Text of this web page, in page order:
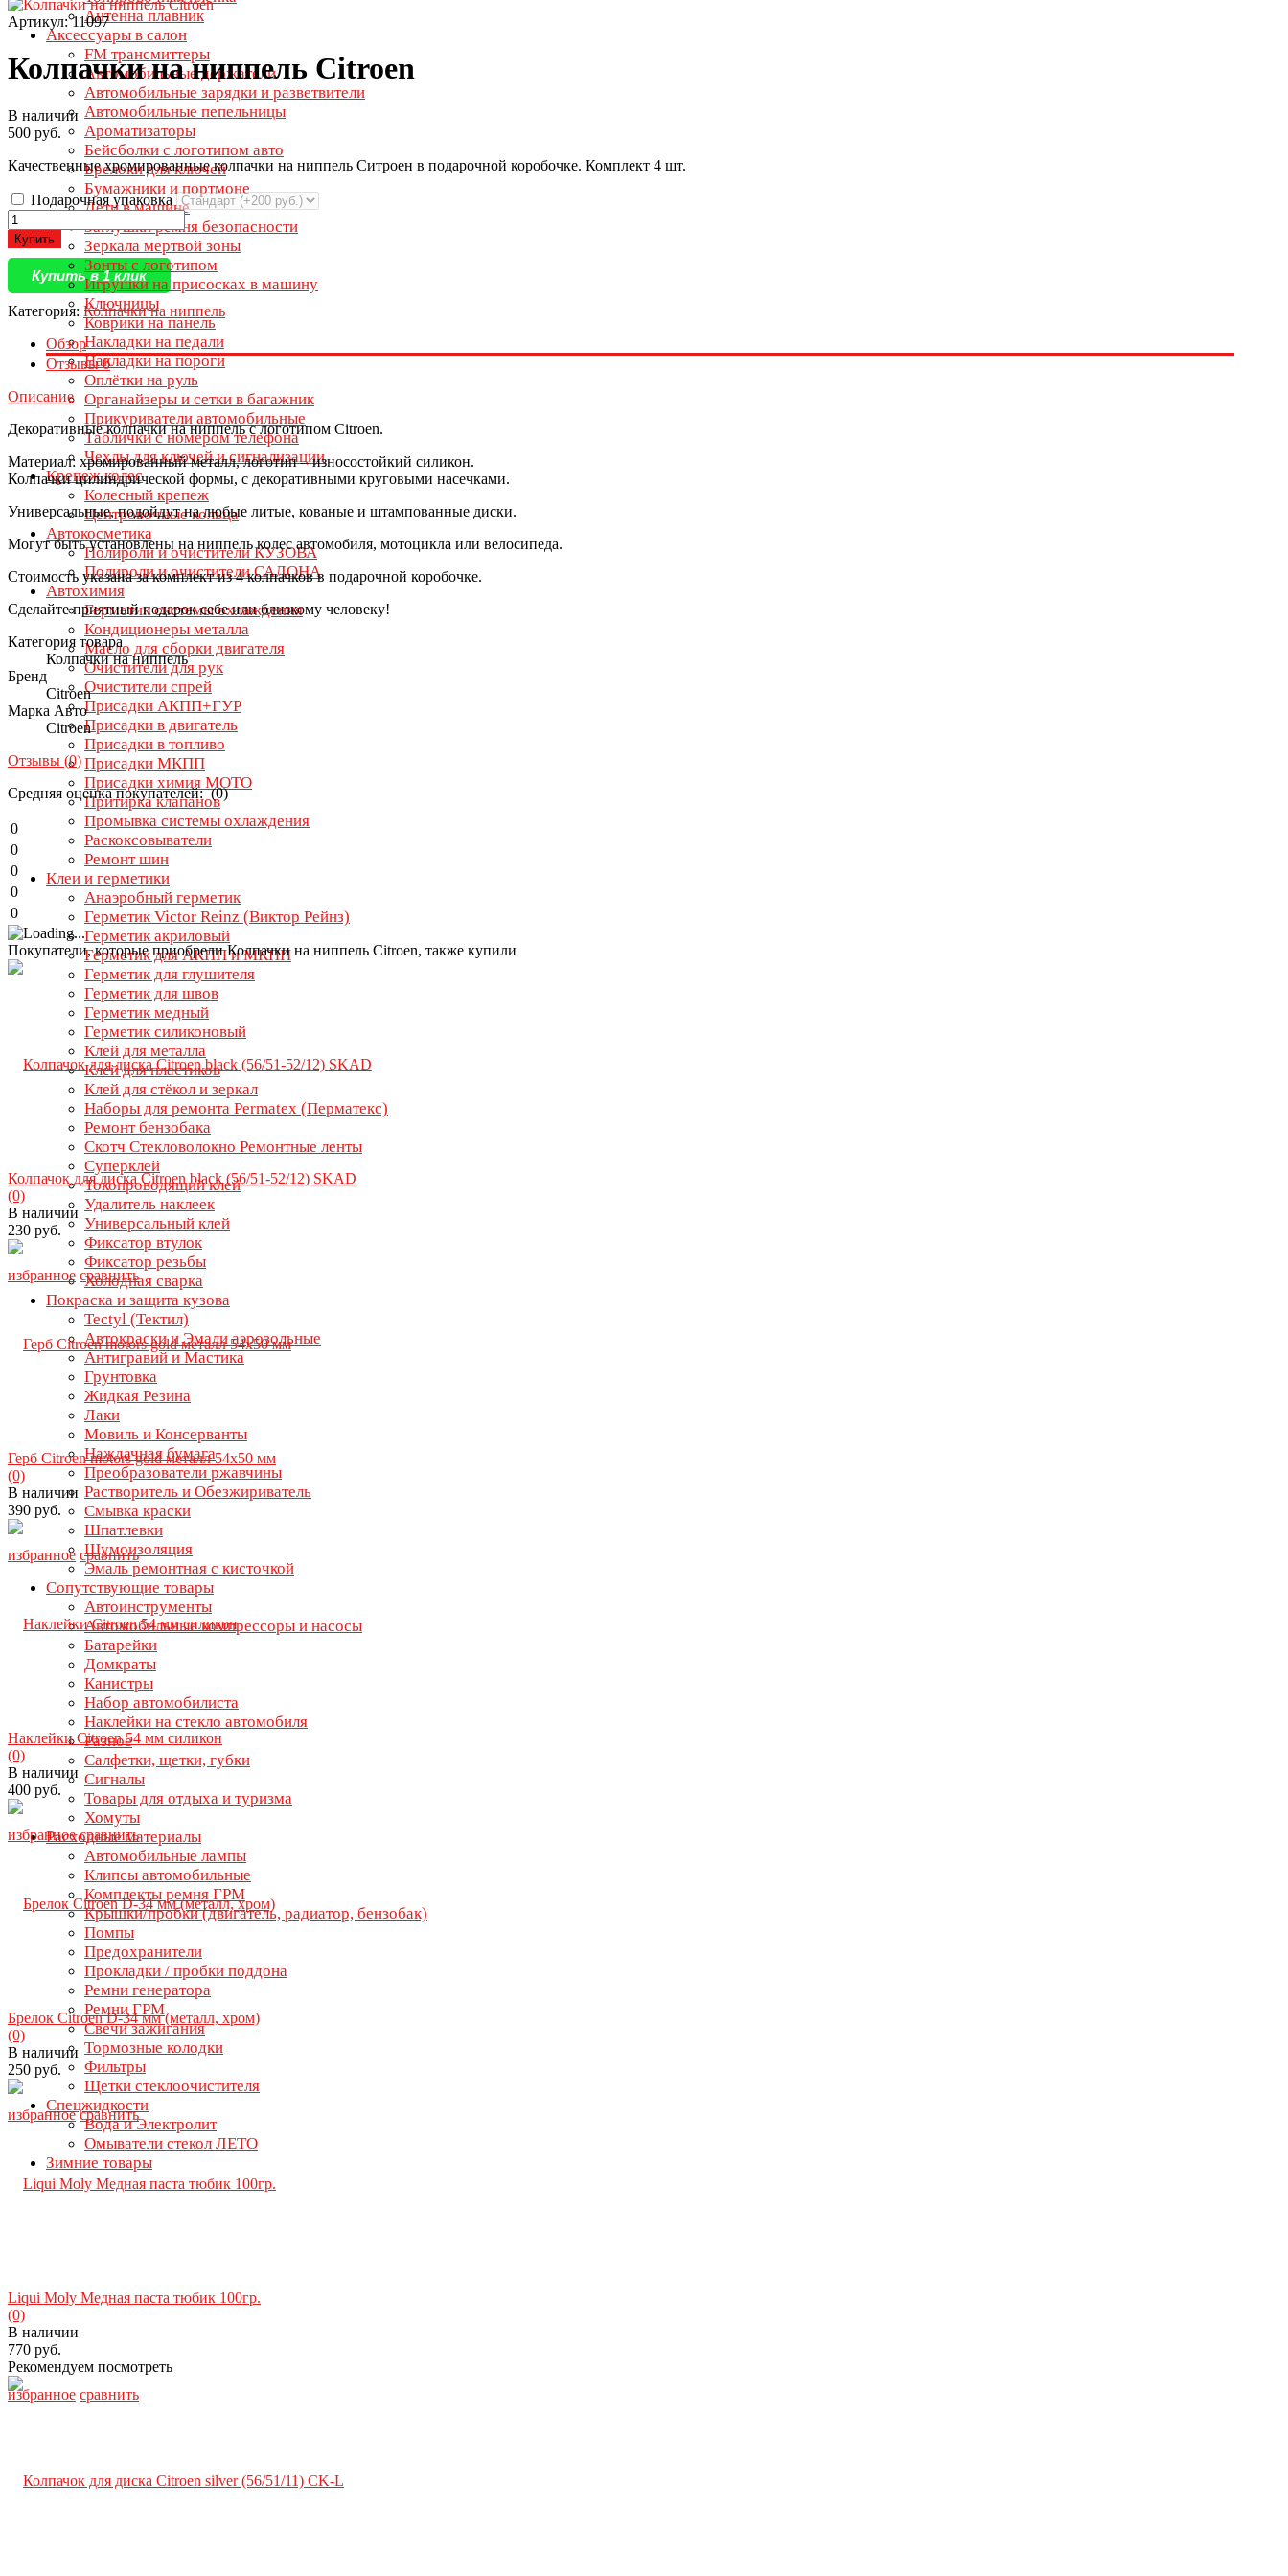
Антенна плавник
Аксессуары в салон
FM трансмиттеры
Автомобильные держатели
Автомобильные зарядки и разветвители
Автомобильные пепельницы
Ароматизаторы
Бейсболки с логотипом авто
Брелоки для ключей
Бумажники и портмоне
Дети в машине
Заглушки ремня безопасности
Зеркала мертвой зоны
Зонты с логотипом
Игрушки на присосках в машину
Ключницы
Коврики на панель
Накладки на педали
Накладки на пороги
Оплётки на руль
Органайзеры и сетки в багажник
Прикуриватели автомобильные
Таблички с номером телефона
Чехлы для ключей и сигнализации
Крепеж колес
Колесный крепеж
Центровочные кольца
Автокосметика
Полироли и очистители КУЗОВА
Полироли и очистители САЛОНА
Автохимия
Герметик системы охлаждения
Кондиционеры металла
Масло для сборки двигателя
Очистители для рук
Очистители спрей
Присадки АКПП+ГУР
Присадки в двигатель
Присадки в топливо
Присадки МКПП
Присадки химия МОТО
Притирка клапанов
Промывка системы охлаждения
Раскоксовыватели
Ремонт шин
Клеи и герметики
Анаэробный герметик
Герметик Victor Reinz (Виктор Рейнз)
Герметик акриловый
Герметик для АКПП и МКПП
Герметик для глушителя
Герметик для швов
Герметик медный
Герметик силиконовый
Клей для металла
Клей для пластиков
Клей для стёкол и зеркал
Наборы для ремонта Permatex (Перматекс)
Ремонт бензобака
Скотч Стекловолокно Ремонтные ленты
Суперклей
Токопроводящий клей
Удалитель наклеек
Универсальный клей
Фиксатор втулок
Фиксатор резьбы
Холодная сварка
Покраска и защита кузова
Tectyl (Тектил)
Автокраски и Эмали аэрозольные
Антигравий и Мастика
Грунтовка
Жидкая Резина
Лаки
Мовиль и Консерванты
Наждачная бумага
Преобразователи ржавчины
Растворитель и Обезжириватель
Смывка краски
Шпатлевки
Шумоизоляция
Эмаль ремонтная с кисточкой
Сопутствующие товары
Автоинструменты
Автомобильные компрессоры и насосы
Батарейки
Домкраты
Канистры
Набор автомобилиста
Наклейки на стекло автомобиля
Разное
Салфетки, щетки, губки
Сигналы
Товары для отдыха и туризма
Хомуты
Расходные материалы
Автомобильные лампы
Клипсы автомобильные
Комплекты ремня ГРМ
Крышки/пробки (двигатель, радиатор, бензобак)
Помпы
Предохранители
Прокладки / пробки поддона
Ремни генератора
Ремни ГРМ
Свечи зажигания
Тормозные колодки
Фильтры
Щетки стеклоочистителя
Спецжидкости
Вода и Электролит
Омыватели стекол ЛЕТО
Зимние товары
Артикул: 11097
Колпачки на ниппель Citroen
В наличии
500 руб.
Качественные хромированные колпачки на ниппель Ситроен в подарочной коробочке. Комплект 4 шт.
Подарочная упаковка
Купить
Купить в 1 клик
Категория: Колпачки на ниппель
Обзор
Отзывы0
Описание
Декоративные колпачки на ниппель с логотипом Citroen.
Материал: хромированный металл, логотип – износостойкий силикон.
Колпачки цилиндрической формы, с декоративными круговыми насечками.
Универсальные, подойдут на любые литые, кованые и штампованные диски.
Могут быть установлены на ниппель колесавтомобиля, мотоцикла или велосипеда.
Стоимость указана за комплект из 4 колпачков в подарочной коробочке.
Сделайте приятный подарок себе или близкому человеку!
Категория товара
Колпачки на ниппель
Бренд
Citroen
Марка Авто
Citroen
Отзывы (0)
Средняя оценка покупателей: (0)
0
0
0
0
0
Покупатели, которые приобрели Колпачки на ниппель Citroen, также купили
избранное сравнить
Колпачок для диска Citroen black (56/51-52/12) SKAD
(0)
В наличии
230 руб.
избранное сравнить
Герб Citroen motors gold металл 54х50 мм
(0)
В наличии
390 руб.
избранное сравнить
Наклейки Citroen 54 мм силикон
(0)
В наличии
400 руб.
избранное сравнить
Брелок Citroen D-34 мм (металл, хром)
(0)
В наличии
250 руб.
избранное сравнить
Liqui Moly Медная паста тюбик 100гр.
(0)
В наличии
770 руб.
Рекомендуем посмотреть